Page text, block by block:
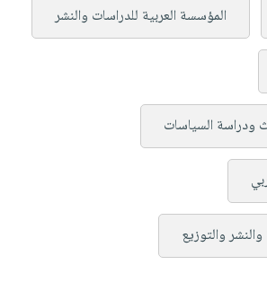
المؤسسة العربية للدراسات والنشر
ودراسة السياسات
والتوزيع